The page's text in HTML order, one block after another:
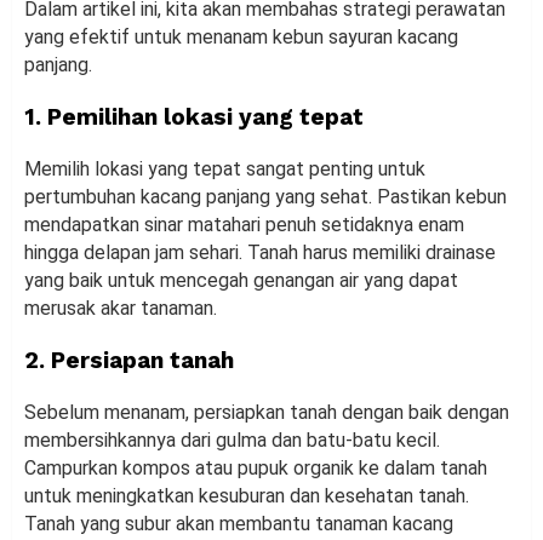
Dalam artikel ini, kita akan membahas strategi perawatan
yang efektif untuk menanam kebun sayuran kacang
panjang.
1. Pemilihan lokasi yang tepat
Memilih lokasi yang tepat sangat penting untuk
pertumbuhan kacang panjang yang sehat. Pastikan kebun
mendapatkan sinar matahari penuh setidaknya enam
hingga delapan jam sehari. Tanah harus memiliki drainase
yang baik untuk mencegah genangan air yang dapat
merusak akar tanaman.
2. Persiapan tanah
Sebelum menanam, persiapkan tanah dengan baik dengan
membersihkannya dari gulma dan batu-batu kecil.
Campurkan kompos atau pupuk organik ke dalam tanah
untuk meningkatkan kesuburan dan kesehatan tanah.
Tanah yang subur akan membantu tanaman kacang